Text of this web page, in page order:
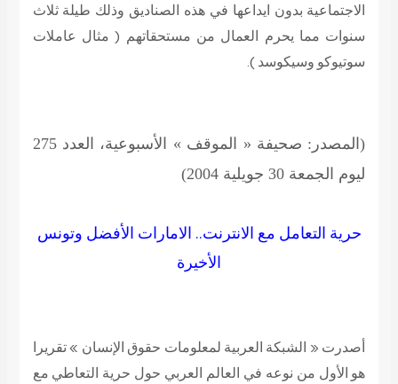
الاجتماعية بدون ايداعها في هذه الصناديق وذلك طيلة ثلاث
سنوات مما يحرم العمال من مستحقاتهم ( مثال عاملات
سوتيوكو وسيكوسد ).
(المصدر: صحيفة « الموقف » الأسبوعية، العدد 275
ليوم الجمعة 30 جويلية 2004)
حرية التعامل مع الانترنت.. الامارات الأفضل وتونس
الأخيرة
أصدرت « الشبكة العربية لمعلومات حقوق الإنسان » تقريرا
هو الأول من نوعه في العالم العربي حول حرية التعاطي مع